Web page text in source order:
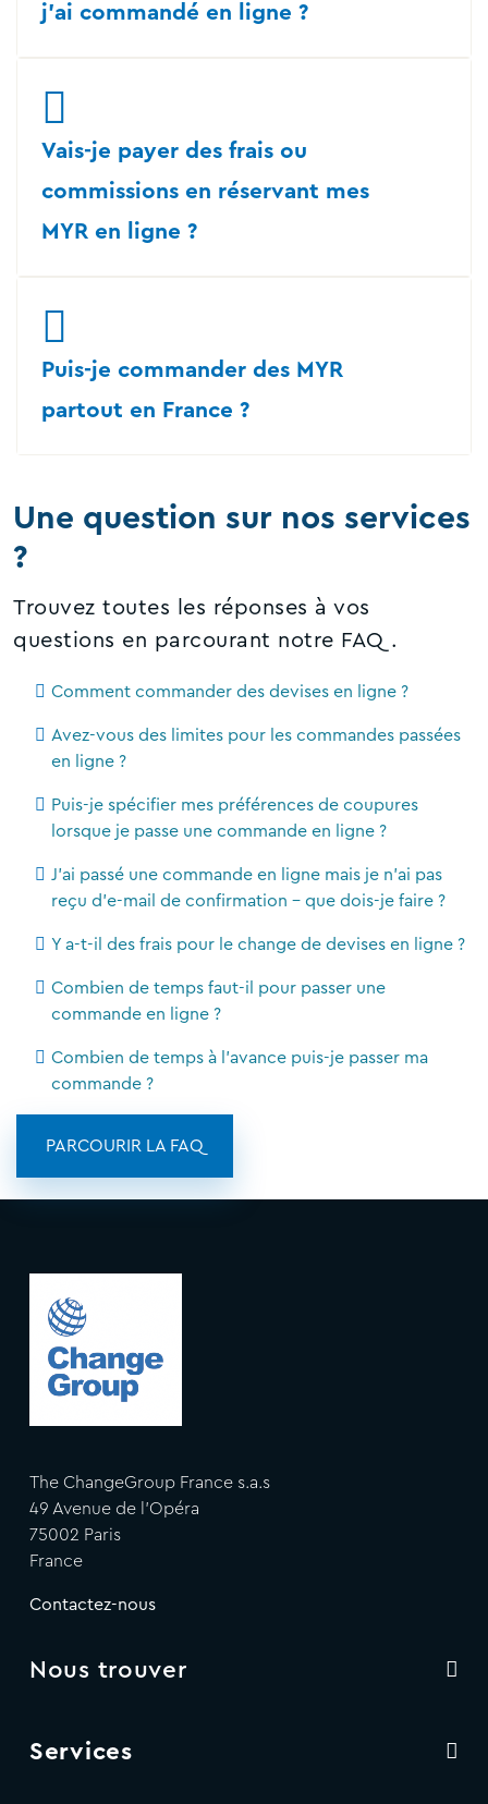
j'ai commandé en ligne ?
Vais-je payer des frais ou
commissions en réservant mes
MYR en ligne ?
Puis-je commander des MYR
partout en France ?
Une question sur nos services
?
Trouvez toutes les réponses à vos
questions en parcourant notre FAQ.
Comment commander des devises en ligne ?
Avez-vous des limites pour les commandes passées
en ligne ?
Puis-je spécifier mes préférences de coupures
lorsque je passe une commande en ligne ?
J'ai passé une commande en ligne mais je n'ai pas
reçu d'e-mail de confirmation - que dois-je faire ?
Y a-t-il des frais pour le change de devises en ligne ?
Combien de temps faut-il pour passer une
commande en ligne ?
Combien de temps à l'avance puis-je passer ma
commande ?
PARCOURIR LA FAQ
The ChangeGroup France s.a.s
49 Avenue de l'Opéra
75002 Paris
France
Contactez-nous
Nous trouver
Services